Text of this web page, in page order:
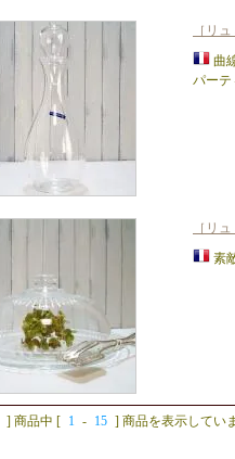
［リ
曲
パーテ
［リ
素
] 商品中 [ 1 - 15 ] 商品を表示してい